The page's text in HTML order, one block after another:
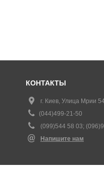
КОНТАКТЫ
г. Киев, Улица Мрии
(044)499-21-50
(099)544 58 03;
Напишите нам